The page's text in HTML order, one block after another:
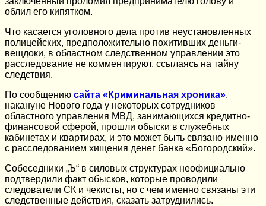
облил его кипятком.
Что касается уголовного дела против неустановленных
полицейских, предположительно похитивших деньги-
вещдоки, в областном следственном управлении это
расследование не комментируют, ссылаясь на тайну
следствия.
По сообщению сайта «Криминальная хроника»,
накануне Нового года у некоторых сотрудников
областного управления МВД, занимающихся кредитно-
финансовой сферой, прошли обыски в служебных
кабинетах и квартирах, и это может быть связано именно
с расследованием хищения денег банка «Богородский».
Собеседники „Ъ“ в силовых структурах неофициально
подтвердили факт обысков, которые проводили
следователи СК и чекисты, но с чем именно связаны эти
следственные действия, сказать затруднились.